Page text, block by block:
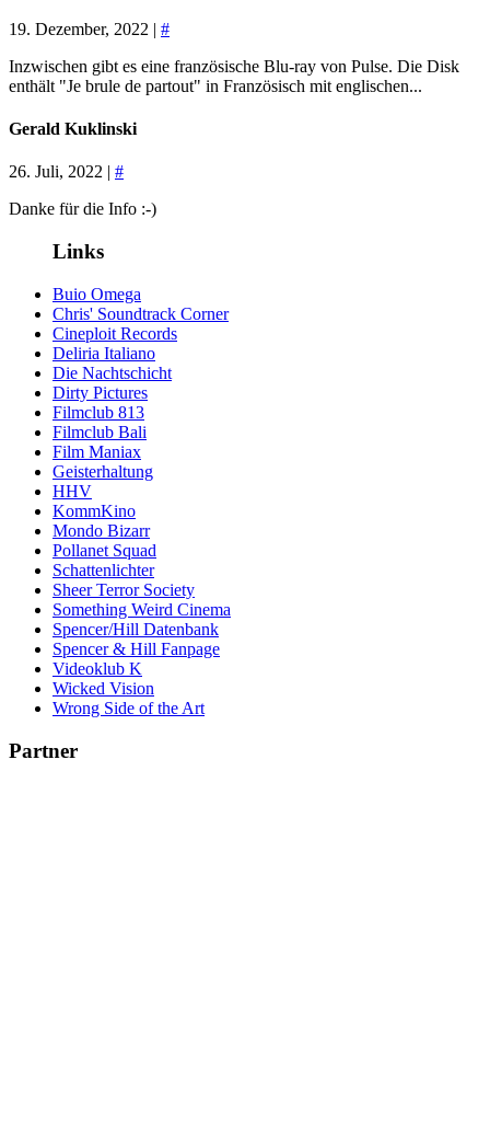
19. Dezember, 2022 | #
Inzwischen gibt es eine französische Blu-ray von Pulse. Die Disk
enthält "Je brule de partout" in Französisch mit englischen...
Gerald Kuklinski
26. Juli, 2022 | #
Danke für die Info :-)
Links
Buio Omega
Chris' Soundtrack Corner
Cineploit Records
Deliria Italiano
Die Nachtschicht
Dirty Pictures
Filmclub 813
Filmclub Bali
Film Maniax
Geisterhaltung
HHV
KommKino
Mondo Bizarr
Pollanet Squad
Schattenlichter
Sheer Terror Society
Something Weird Cinema
Spencer/Hill Datenbank
Spencer & Hill Fanpage
Videoklub K
Wicked Vision
Wrong Side of the Art
Partner